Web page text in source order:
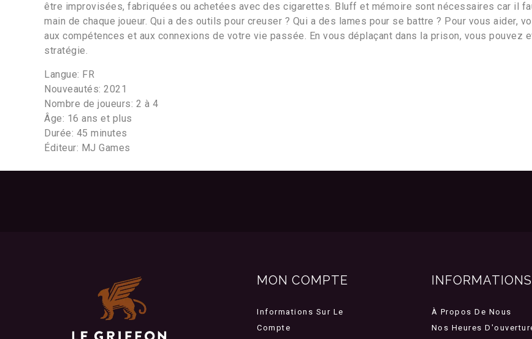
être improvisées, fabriquées ou achetées avec des cigarettes. Bluff et mémoire sont nécessaires car il
main de chaque joueur. Qui a des outils pour creuser ? Qui a des lames pour se battre ? Pour vous aider,
aux compétences et aux connexions de votre vie passée. En vous déplaçant dans la prison, vous
stratégie.
Langue: FR
Nouveautés: 2021
Nombre de joueurs: 2 à 4
Âge: 16 ans et plus
Durée: 45 minutes
Éditeur: MJ Games
MON COMPTE
Informations Sur Le
Compte
INFORMATIONS
À Propos De Nous
Nos Heures